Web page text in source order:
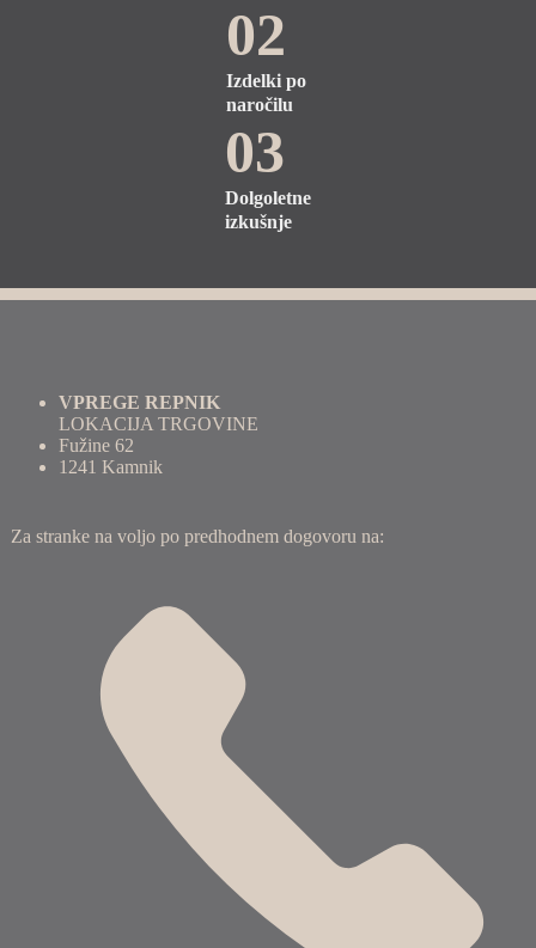
02
Izdelki po
naročilu
03
Dolgoletne
izkušnje
VPREGE REPNIK
LOKACIJA TRGOVINE
Fužine 62
1241 Kamnik
Za stranke na voljo po predhodnem dogovoru na: